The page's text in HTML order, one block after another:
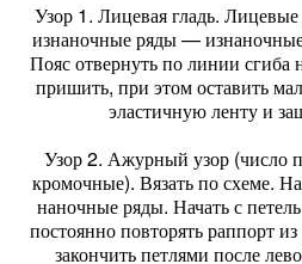
Узор 1. Лицевая гладь.
изнаночные ряды —
Пояс отвернуть по линии сгиба
пришить, при этом оставить
эластичную ленту и
Узор 2. Ажурный узор (число
кромочные). Вязать по схеме.
наночные ряды. Начать с
постоянно повторять раппорт
закончить петлями после